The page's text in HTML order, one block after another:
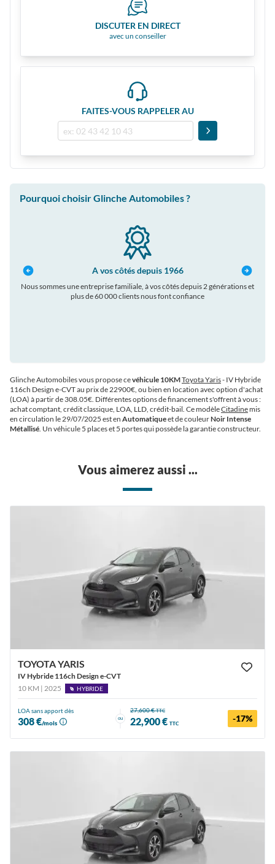
DISCUTER EN DIRECT
avec un conseiller
FAITES-VOUS RAPPELER AU
Pourquoi choisir Glinche Automobiles ?
A vos côtés depuis 1966
Nous sommes une entreprise familiale, à vos côtés depuis 2 générations et
plus de 60 000 clients nous font confiance
Glinche Automobiles vous propose cevéhicule 10KMToyota Yaris- IV Hybride
116ch Design e-CVT au prix de 22900€, ou bien en location avec option d'achat
(LOA) à partir de 308.05€. Différentes options de financement s'offrent à vous :
achat comptant, crédit classique, LOA, LLD, crédit-bail. Ce modèleCitadinemis
en circulation le 29/07/2025 est en Automatiqueet de couleurNoir Intense
Métallisé. Un véhicule 5 places et 5 portes qui possède la garantie constructeur.
Vous aimerez aussi ...
TOYOTA YARIS
IV Hybride 116ch Design e-CVT
10 KM | 2025
HYBRIDE
LOA sans apport dès
308 €/mois
ou
27,600 €TTC
22,900 € TTC -17%